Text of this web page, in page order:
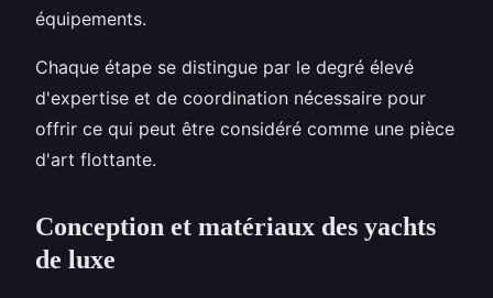
équipements.
Chaque étape se distingue par le degré élevé
d'expertise et de coordination nécessaire pour
offrir ce qui peut être considéré comme une pièce
d'art flottante.
Conception et matériaux des yachts
de luxe